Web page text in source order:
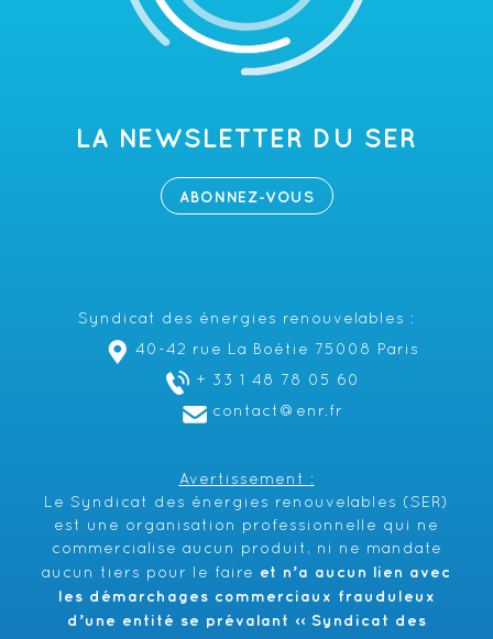
LA NEWSLETTER DU SER
ABONNEZ-VOUS
Syndicat des énergies renouvelables :
40-42 rue La Boétie 75008 Paris
+ 33 1 48 78 05 60
contact@enr.fr
Avertissement :
Le Syndicat des énergies renouvelables (SER)
est une organisation professionnelle qui ne
commercialise aucun produit, ni ne mandate
aucun tiers pour le faire et n’a aucun lien avec
les démarchages commerciaux frauduleux
d’une entité se prévalant ‹‹ Syndicat des